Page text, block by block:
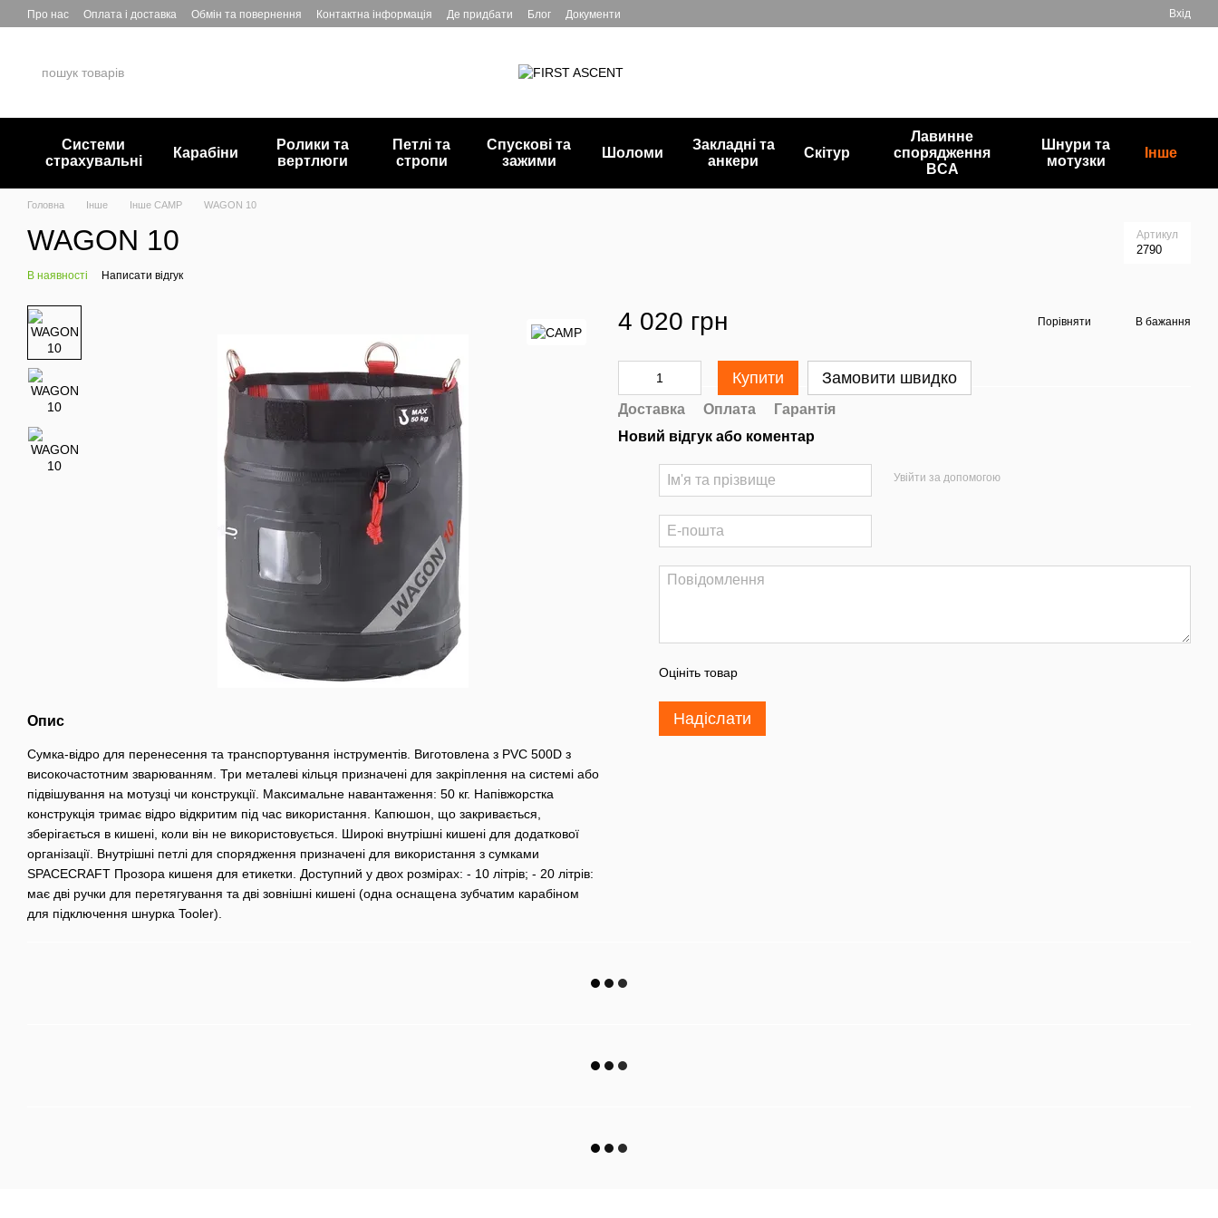
Перейти до основного контенту
Про нас Оплата і доставка Обмін та повернення Контактна інформація Де придбати Блог Документи Вхід
Системи
страхувальні
Карабіни
Ролики та
вертлюги
Петлі та
стропи
Спускові та
зажими
Шоломи
Закладні та
анкери
Скітур
Лавинне
спорядження
BCA
Шнури та
мотузки
Інше
Головна Інше Інше CAMP WAGON 10
WAGON 10 Артикул
2790
В наявності Написати відгук
Опис
Сумка-відро для перенесення та транспортування інструментів. Виготовлена з PVC 500D з
високочастотним зварюванням. Три металеві кільця призначені для закріплення на системі або
підвішування на мотузці чи конструкції. Максимальне навантаження: 50 кг. Напівжорстка
конструкція тримає відро відкритим під час використання. Капюшон, що закривається,
зберігається в кишені, коли він не використовується. Широкі внутрішні кишені для додаткової
організації. Внутрішні петлі для спорядження призначені для використання з сумками
SPACECRAFT Прозора кишеня для етикетки. Доступний у двох розмірах: - 10 літрів; - 20 літрів:
має дві ручки для перетягування та дві зовнішні кишені (одна оснащена зубчатим карабіном
для підключення шнурка Tooler).
4 020 грн Порівняти В бажання
Купити Замовити швидко
Доставка Оплата
Гарантія
Новий відгук або коментар
Увійти за допомогою
Оцініть товар
Надіслати